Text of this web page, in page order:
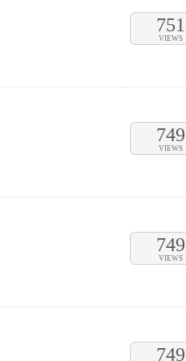
751
VIEWS
749
VIEWS
749
VIEWS
749